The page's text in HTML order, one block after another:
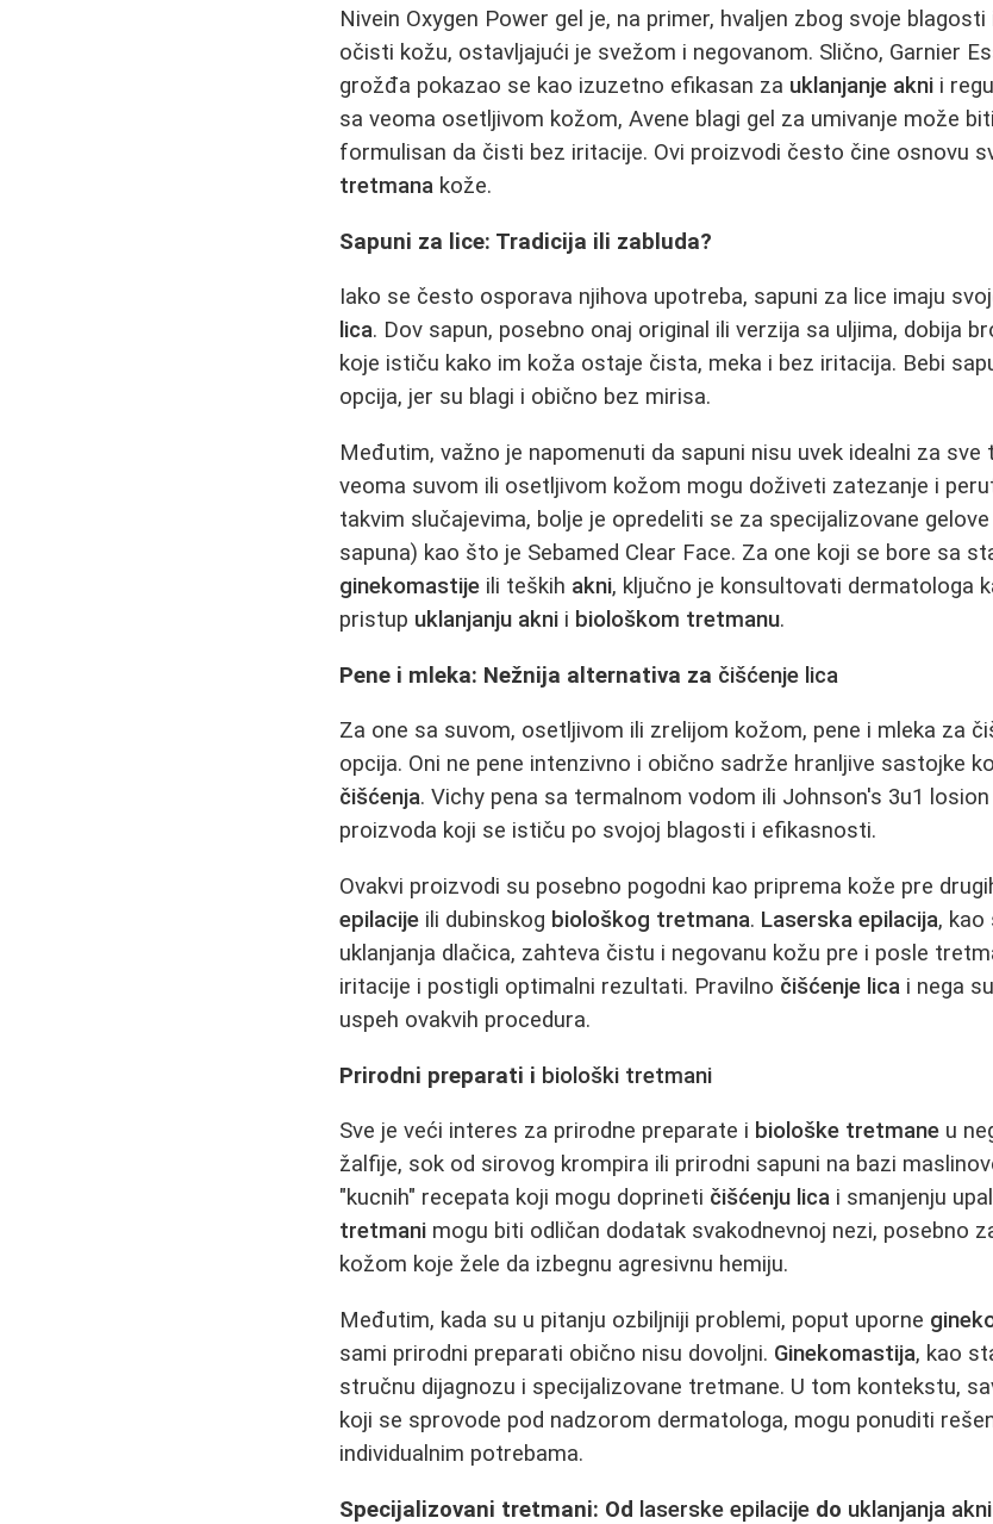
Nivein Oxygen Power gel je, na primer, hvaljen zbog svoje
očisti kožu, ostavljajući je svežom i negovanom. Slično, Garnier
grožđa pokazao se kao izuzetno efikasan za uklanjanje akni i
sa veoma osetljivom kožom, Avene blagi gel za umivanje može
formulisan da čisti bez iritacije. Ovi proizvodi često čine osnovu
tretmana kože.
Sapuni za lice: Tradicija ili zabluda?
Iako se često osporava njihova upotreba, sapuni za lice imaju
lica. Dov sapun, posebno onaj original ili verzija sa uljima, dobija
koje ističu kako im koža ostaje čista, meka i bez iritacija. Bebi
opcija, jer su blagi i obično bez mirisa.
Međutim, važno je napomenuti da sapuni nisu uvek idealni za sve
veoma suvom ili osetljivom kožom mogu doživeti zatezanje i
takvim slučajevima, bolje je opredeliti se za specijalizovane
sapuna) kao što je Sebamed Clear Face. Za one koji se bore sa
ginekomastije ili teških akni, ključno je konsultovati dermatologa
pristup uklanjanju akni i biološkom tretmanu.
Pene i mleka: Nežnija alternativa za čišćenje lica
Za one sa suvom, osetljivom ili zrelijom kožom, pene i mleka za
opcija. Oni ne pene intenzivno i obično sadrže hranljive sastojke
čišćenja. Vichy pena sa termalnom vodom ili Johnson's 3u1
proizvoda koji se ističu po svojoj blagosti i efikasnosti.
Ovakvi proizvodi su posebno pogodni kao priprema kože pre
epilacije ili dubinskog biološkog tretmana. Laserska epilacija, kao
uklanjanja dlačica, zahteva čistu i negovanu kožu pre i posle
iritacije i postigli optimalni rezultati. Pravilno čišćenje lica i nega
uspeh ovakvih procedura.
Prirodni preparati i biološki tretmani
Sve je veći interes za prirodne preparate i biološke tretmane u
žalfije, sok od sirovog krompira ili prirodni sapuni na bazi
"kucnih" recepata koji mogu doprineti čišćenju lica i smanjenju
tretmani mogu biti odličan dodatak svakodnevnoj nezi, posebno
kožom koje žele da izbegnu agresivnu hemiju.
Međutim, kada su u pitanju ozbiljniji problemi, poput uporne
sami prirodni preparati obično nisu dovoljni. Ginekomastija, kao
stručnu dijagnozu i specijalizovane tretmane. U tom kontekstu,
koji se sprovode pod nadzorom dermatologa, mogu ponuditi
individualnim potrebama.
Specijalizovani tretmani: Od laserske epilacije do uklanjanja akni